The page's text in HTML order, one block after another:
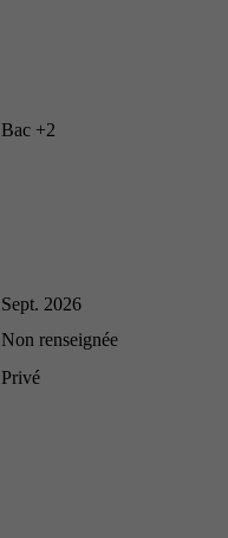
Bac +2
Sept. 2026
Non renseignée
Privé